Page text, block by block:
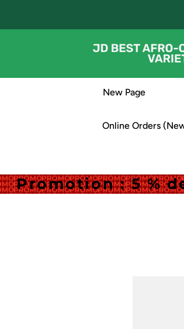
New Page
Online Orders
Promotion : 5 %
Promotion : 5 %